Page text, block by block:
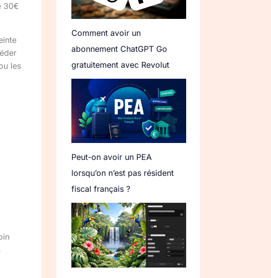
30€
les
Comment avoir un
abonnement ChatGPT Go
gratuitement avec Revolut
Peut-on avoir un PEA
lorsqu’on n’est pas résident
fiscal français ?